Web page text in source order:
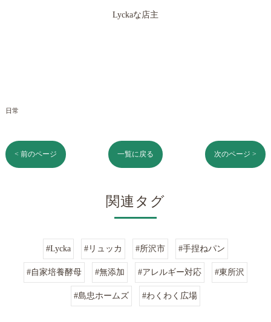
Lyckaな店主
日常
< 前のページ 一覧に戻る 次のページ >
関連タグ
#Lycka #リュッカ #所沢市 #手捏ねパン
#自家培養酵母 #無添加 #アレルギー対応 #東所沢
#島忠ホームズ #わくわく広場